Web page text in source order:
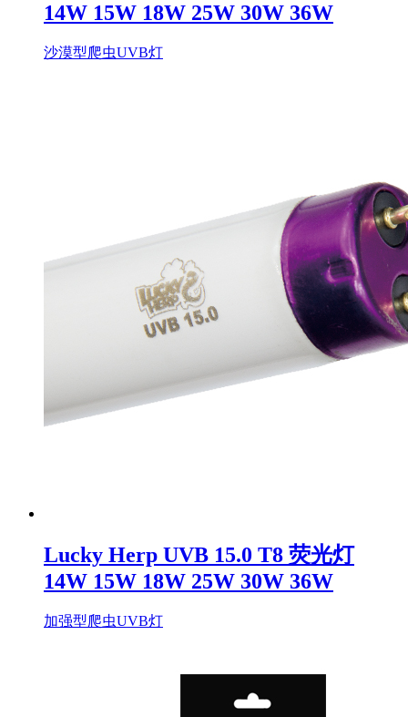
14W 15W 18W 25W 30W 36W
沙漠型爬虫UVB灯
Lucky Herp UVB 15.0 T8 荧光灯
14W 15W 18W 25W 30W 36W
加强型爬虫UVB灯